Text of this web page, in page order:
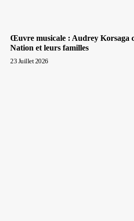
Œuvre musicale : Audrey Korsaga
Nation et leurs familles
23 Juillet 2026